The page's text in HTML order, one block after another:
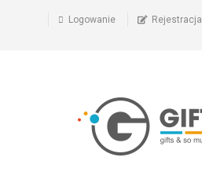
Logowanie Rejestracja